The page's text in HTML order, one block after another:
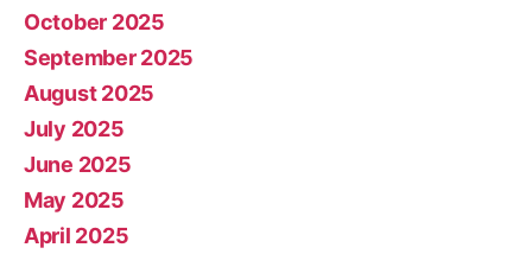
October 2025
September 2025
August 2025
July 2025
June 2025
May 2025
April 2025